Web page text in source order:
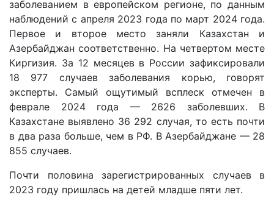
заболеванием в европейском регионе, по данным
наблюдений с апреля 2023 года по март 2024 года.
Первое и второе место заняли Казахстан и
Азербайджан соответственно. На четвертом месте
Киргизия. За 12 месяцев в России зафиксировали
18 977 случаев заболевания корью, говорят
эксперты. Самый ощутимый всплеск отмечен в
феврале 2024 года — 2626 заболевших. В
Казахстане выявлено 36 292 случая, то есть почти
в два раза больше, чем в РФ. В Азербайджане — 28
855 случаев.
Почти половина зарегистрированных случаев в
2023 году пришлась на детей младше пяти лет.